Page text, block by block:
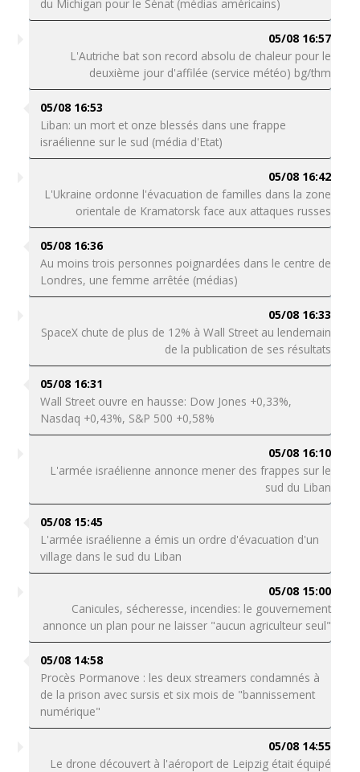
du Michigan pour le Sénat (médias américains)
05/08 16:57
L'Autriche bat son record absolu de chaleur pour le
deuxième jour d'affilée (service météo) bg/thm
05/08 16:53
Liban: un mort et onze blessés dans une frappe
israélienne sur le sud (média d'Etat)
05/08 16:42
L'Ukraine ordonne l'évacuation de familles dans la zone
orientale de Kramatorsk face aux attaques russes
05/08 16:36
Au moins trois personnes poignardées dans le centre de
Londres, une femme arrêtée (médias)
05/08 16:33
SpaceX chute de plus de 12% à Wall Street au lendemain
de la publication de ses résultats
05/08 16:31
Wall Street ouvre en hausse: Dow Jones +0,33%,
Nasdaq +0,43%, S&P 500 +0,58%
05/08 16:10
L'armée israélienne annonce mener des frappes sur le
sud du Liban
05/08 15:45
L'armée israélienne a émis un ordre d'évacuation d'un
village dans le sud du Liban
05/08 15:00
Canicules, sécheresse, incendies: le gouvernement
annonce un plan pour ne laisser "aucun agriculteur seul"
05/08 14:58
Procès Pormanove : les deux streamers condamnés à
de la prison avec sursis et six mois de "bannissement
numérique"
05/08 14:55
Le drone découvert à l'aéroport de Leipzig était équipé